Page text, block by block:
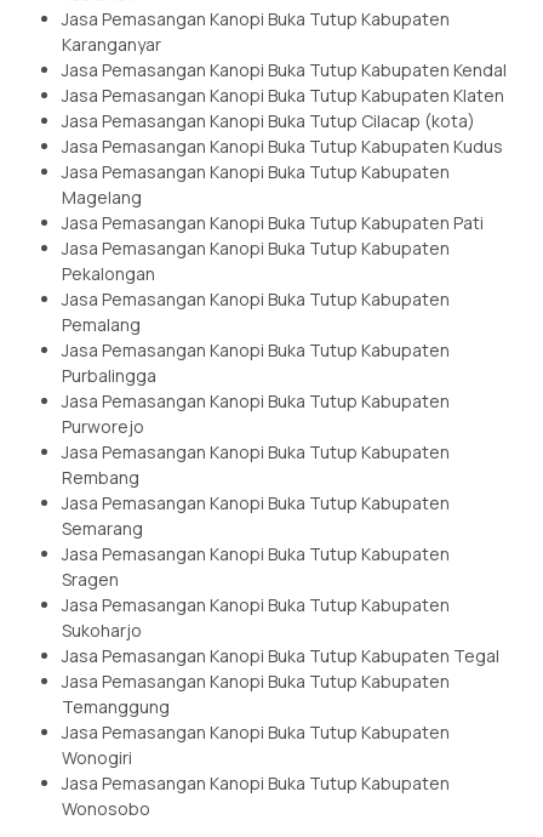
Jasa Pemasangan Kanopi Buka Tutup Kabupaten
Karanganyar
Jasa Pemasangan Kanopi Buka Tutup Kabupaten Kendal
Jasa Pemasangan Kanopi Buka Tutup Kabupaten Klaten
Jasa Pemasangan Kanopi Buka Tutup Cilacap (kota)
Jasa Pemasangan Kanopi Buka Tutup Kabupaten Kudus
Jasa Pemasangan Kanopi Buka Tutup Kabupaten
Magelang
Jasa Pemasangan Kanopi Buka Tutup Kabupaten Pati
Jasa Pemasangan Kanopi Buka Tutup Kabupaten
Pekalongan
Jasa Pemasangan Kanopi Buka Tutup Kabupaten
Pemalang
Jasa Pemasangan Kanopi Buka Tutup Kabupaten
Purbalingga
Jasa Pemasangan Kanopi Buka Tutup Kabupaten
Purworejo
Jasa Pemasangan Kanopi Buka Tutup Kabupaten
Rembang
Jasa Pemasangan Kanopi Buka Tutup Kabupaten
Semarang
Jasa Pemasangan Kanopi Buka Tutup Kabupaten
Sragen
Jasa Pemasangan Kanopi Buka Tutup Kabupaten
Sukoharjo
Jasa Pemasangan Kanopi Buka Tutup Kabupaten Tegal
Jasa Pemasangan Kanopi Buka Tutup Kabupaten
Temanggung
Jasa Pemasangan Kanopi Buka Tutup Kabupaten
Wonogiri
Jasa Pemasangan Kanopi Buka Tutup Kabupaten
Wonosobo